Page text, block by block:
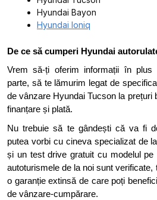
Hyundai Bayon
Hyundai Ioniq
De ce să cumperi Hyundai
Vrem să-ți oferim informații în
parte, să te lămurim legat de
de vânzare Hyundai Tucson la prețuri
finanțare și plată.
Nu trebuie să te gândești că va fi
putea vorbi cu cineva specializat de
și un test drive gratuit cu modelul pe
autoturismele de la noi sunt
o garanție extinsă de care poți
de vânzare-cumpărare.